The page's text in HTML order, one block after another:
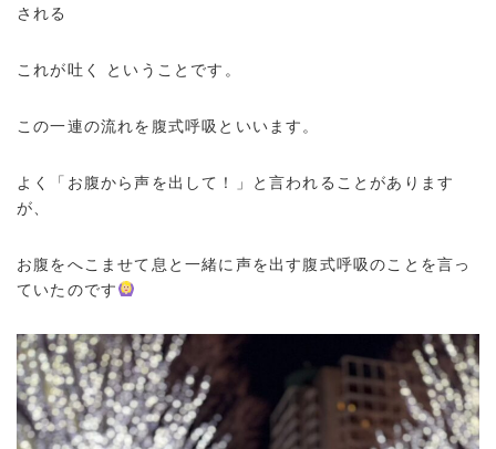
される
これが吐く ということです。
この一連の流れを腹式呼吸といいます。
よく「お腹から声を出して！」と言われることがあります
が、
お腹をへこませて息と一緒に声を出す腹式呼吸のことを言っ
ていたのです